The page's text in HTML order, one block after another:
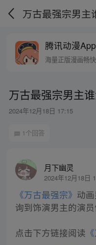
万古最强宗男主
腾讯动漫App
海量正版漫画畅
万古最强宗男主
2024年12月18日 17:15
1个回答
月下幽灵
2024年12月18日
《万古最强宗》 动
询到饰演男主的演员
点击下方链接阅读